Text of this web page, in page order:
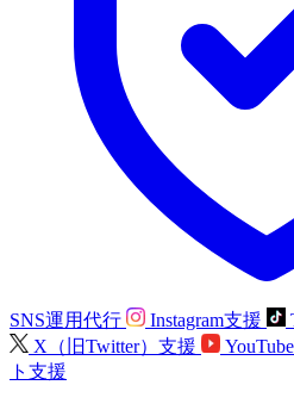
SNS運用代行 Instagram支援
X（旧Twitter）支援
ト支援